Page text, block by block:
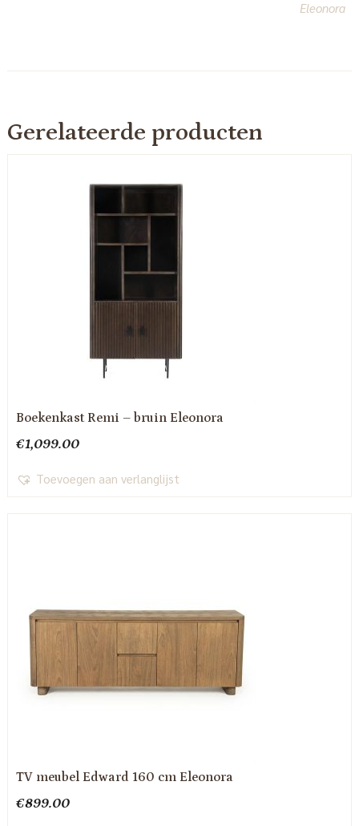
Eleonora
Gerelateerde producten
Boekenkast Remi – bruin Eleonora
€1,099.00
Toevoegen aan verlanglijst
TV meubel Edward 160 cm Eleonora
€899.00